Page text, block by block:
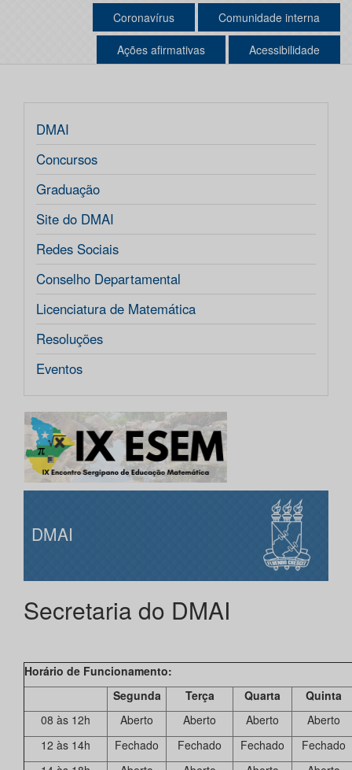
Coronavírus Comunidade interna
Ações afirmativas Acessibilidade
DMAI
Concursos
Graduação
Site do DMAI
Redes Sociais
Conselho Departamental
Licenciatura de Matemática
Resoluções
Eventos
DMAI
Secretaria do DMAI
Horário de Funcionamento:
Segunda
Terça Quarta
Quinta
08 às 12h
Aberto Aberto Aberto
Aberto
12 às 14h
Fechado Fechado Fechado
Fechado